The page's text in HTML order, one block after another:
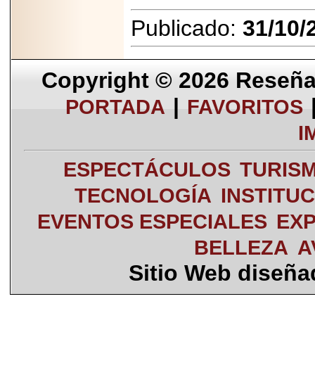
Publicado: 31/10/
Copyright © 2026
PORTADA | FAVORITOS
ESPECTÁCULOS
TECNOLOGÍA
EVENTOS ESPECIALES
BELLEZA
Sitio Web